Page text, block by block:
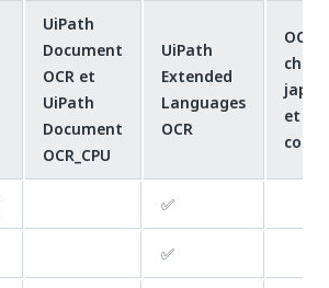
UiPath
Document
OCR et
UiPath
Document
OCR_CPU
UiPath
Extended
Languages
OCR
OCR
et
✅
✅